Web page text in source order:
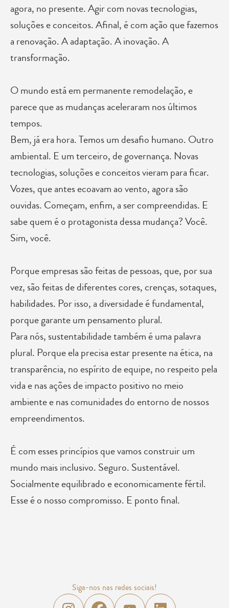
agora, no presente. Agir com novas tecnologias,
soluções e conceitos. Afinal, é com ação que fazemos
a renovação. A adaptação. A inovação. A
transformação.
O mundo está em permanente remodelação, e
parece que as mudanças aceleraram nos últimos
tempos.
Bem, já era hora. Temos um desafio humano. Outro
ambiental. E um terceiro, de governança. Novas
tecnologias, soluções e conceitos vieram para ficar.
Vozes, que antes ecoavam ao vento, agora são
ouvidas. Começam, enfim, a ser compreendidas. E
sabe quem é o protagonista dessa mudança? Você.
Sim, você.
Porque empresas são feitas de pessoas, que, por sua
vez, são feitas de diferentes cores, crenças, sotaques,
habilidades. Por isso, a diversidade é fundamental,
porque garante um pensamento plural.
Para nós, sustentabilidade também é uma palavra
plural. Porque ela precisa estar presente na ética, na
transparência, no espírito de equipe, no respeito pela
vida e nas ações de impacto positivo no meio
ambiente e nas comunidades do entorno de nossos
empreendimentos.
É com esses princípios que vamos construir um
mundo mais inclusivo. Seguro. Sustentável.
Socialmente equilibrado e economicamente fértil.
Esse é o nosso compromisso. E ponto final.
Siga-nos nas redes sociais!